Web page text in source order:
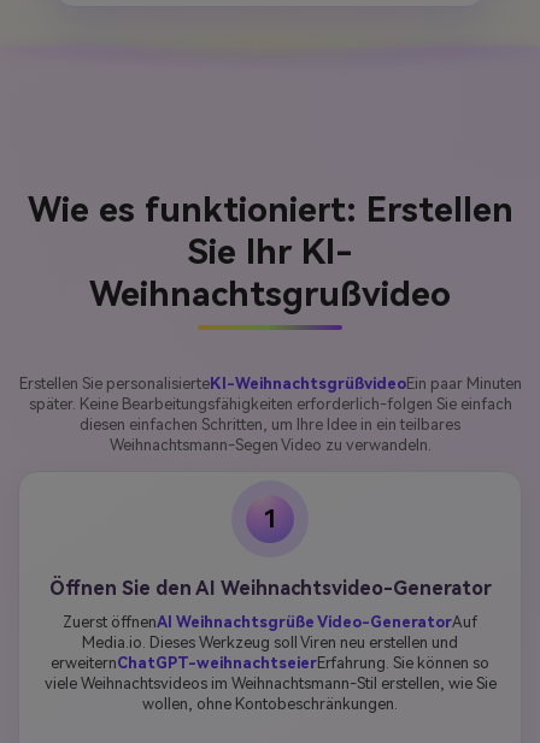
Wie es funktioniert: Erstellen
Sie Ihr KI-
Weihnachtsgrußvideo
Erstellen Sie personalisierteKI-WeihnachtsgrüßvideoEin paar Minuten
später. Keine Bearbeitungsfähigkeiten erforderlich-folgen Sie einfach
diesen einfachen Schritten, um Ihre Idee in ein teilbares
Weihnachtsmann-Segen Video zu verwandeln.
1
Öffnen Sie den AI Weihnachtsvideo-Generator
Zuerst öffnenAI Weihnachtsgrüße Video-GeneratorAuf
Media.io. Dieses Werkzeug soll Viren neu erstellen und
erweiternChatGPT-weihnachtseierErfahrung. Sie können so
viele Weihnachtsvideos im Weihnachtsmann-Stil erstellen, wie Sie
wollen, ohne Kontobeschränkungen.